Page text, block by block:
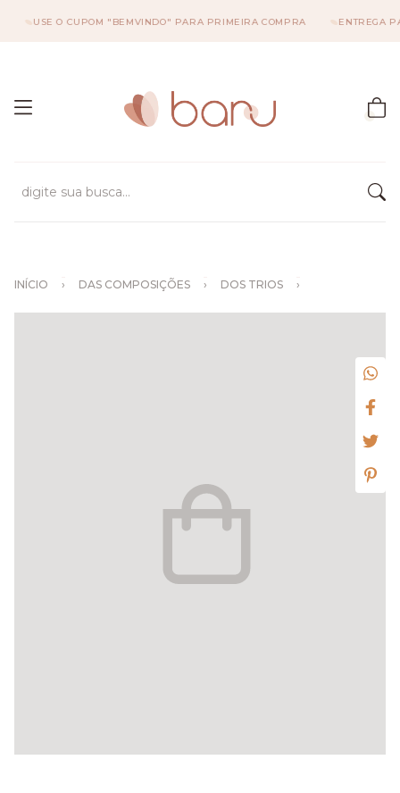
USE O CUPOM "BEMVINDO" PARA PRIMEIRA COMPRA ENTREGA PARA
INÍCIO › DAS COMPOSIÇÕES › DOS TRIOS ›